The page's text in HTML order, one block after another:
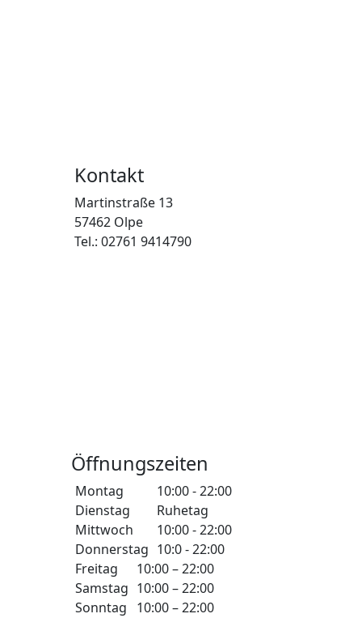
Kontakt
Martinstraße 13
57462 Olpe
Tel.: 02761 9414790
Öffnungszeiten
Montag
10:00 - 22:00
Dienstag
Ruhetag
Mittwoch
10:00 - 22:00
Donnerstag 10:0 - 22:00
Freitag
10:00 – 22:00
Samstag 10:00 – 22:00
Sonntag
10:00 – 22:00